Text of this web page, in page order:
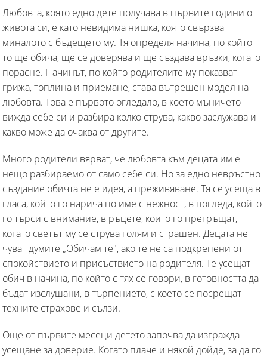
Любовта, която едно дете получава в първите години от
живота си, е като невидима нишка, която свързва
миналото с бъдещето му. Тя определя начина, по който
то ще обича, ще се доверява и ще създава връзки, когато
порасне. Начинът, по който родителите му показват
грижа, топлина и приемане, става вътрешен модел на
любовта. Това е първото огледало, в което мъничето
вижда себе си и разбира колко струва, какво заслужава и
какво може да очаква от другите.
Много родители вярват, че любовта към децата им е
нещо разбираемо от само себе си. Но за едно невръстно
създание обичта не е идея, а преживяване. Тя се усеща в
гласа, който го нарича по име с нежност, в погледа, който
го търси с внимание, в ръцете, които го прегръщат,
когато светът му се струва голям и страшен. Децата не
чуват думите „Обичам те", ако те не са подкрепени от
спокойствието и присъствието на родителя. Те усещат
обич в начина, по който с тях се говори, в готовността да
бъдат изслушани, в търпението, с което се посрещат
техните страхове и сълзи.
Още от първите месеци детето започва да изгражда
усещане за доверие. Когато плаче и някой дойде, за да го